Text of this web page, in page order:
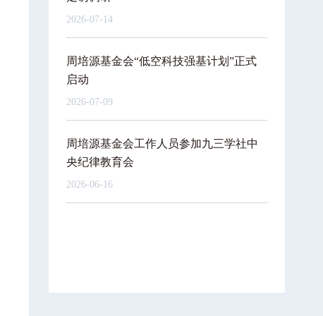
2026-07-14
周培源基金会“低空科技强基计划”正式
启动
2026-07-09
周培源基金会工作人员参加九三学社中
央纪律教育会
2026-06-16